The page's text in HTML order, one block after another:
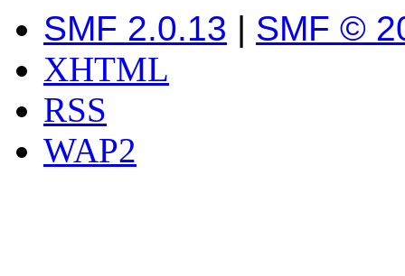
SMF 2.0.13 | SMF ©
XHTML
RSS
WAP2